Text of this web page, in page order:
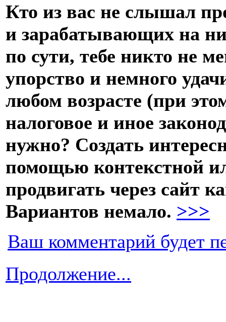
Кто из вас не слышал
и зарабатывающих на
по сути, тебе никто не
упорство и немного
любом возрасте (при
налоговое и иное
нужно? Создать
помощью контекстной
продвигать через сайт
Вариантов немало. >>>
Ваш комментарий будет
Продолжение...